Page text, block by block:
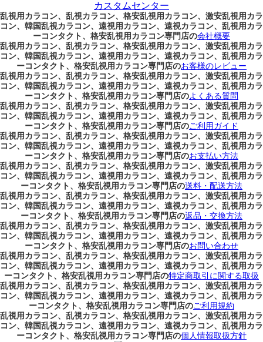
カスタムセンター
乱視用カラコン、乱視カラコン、格安乱視用カラコン、激安乱視用カラ
コン、韓国乱視カラコン、遠視用カラコン、遠視カラコン、乱視用カラ
ーコンタクト、格安乱視用カラコン専門店の会社概要
乱視用カラコン、乱視カラコン、格安乱視用カラコン、激安乱視用カラ
コン、韓国乱視カラコン、遠視用カラコン、遠視カラコン、乱視用カラ
ーコンタクト、格安乱視用カラコン専門店のお客様のレビュー
乱視用カラコン、乱視カラコン、格安乱視用カラコン、激安乱視用カラ
コン、韓国乱視カラコン、遠視用カラコン、遠視カラコン、乱視用カラ
ーコンタクト、格安乱視用カラコン専門店のよくある質問
乱視用カラコン、乱視カラコン、格安乱視用カラコン、激安乱視用カラ
コン、韓国乱視カラコン、遠視用カラコン、遠視カラコン、乱視用カラ
ーコンタクト、格安乱視用カラコン専門店のご利用ガイド
乱視用カラコン、乱視カラコン、格安乱視用カラコン、激安乱視用カラ
コン、韓国乱視カラコン、遠視用カラコン、遠視カラコン、乱視用カラ
ーコンタクト、格安乱視用カラコン専門店のお支払い方法
乱視用カラコン、乱視カラコン、格安乱視用カラコン、激安乱視用カラ
コン、韓国乱視カラコン、遠視用カラコン、遠視カラコン、乱視用カラ
ーコンタクト、格安乱視用カラコン専門店の送料・配送方法
乱視用カラコン、乱視カラコン、格安乱視用カラコン、激安乱視用カラ
コン、韓国乱視カラコン、遠視用カラコン、遠視カラコン、乱視用カラ
ーコンタクト、格安乱視用カラコン専門店の返品・交換方法
乱視用カラコン、乱視カラコン、格安乱視用カラコン、激安乱視用カラ
コン、韓国乱視カラコン、遠視用カラコン、遠視カラコン、乱視用カラ
ーコンタクト、格安乱視用カラコン専門店のお問い合わせ
乱視用カラコン、乱視カラコン、格安乱視用カラコン、激安乱視用カラ
コン、韓国乱視カラコン、遠視用カラコン、遠視カラコン、乱視用カラ
ーコンタクト、格安乱視用カラコン専門店の特定商取引に関する取扱
乱視用カラコン、乱視カラコン、格安乱視用カラコン、激安乱視用カラ
コン、韓国乱視カラコン、遠視用カラコン、遠視カラコン、乱視用カラ
ーコンタクト、格安乱視用カラコン専門店のご利用規約
乱視用カラコン、乱視カラコン、格安乱視用カラコン、激安乱視用カラ
コン、韓国乱視カラコン、遠視用カラコン、遠視カラコン、乱視用カラ
ーコンタクト、格安乱視用カラコン専門店の個人情報取扱方針